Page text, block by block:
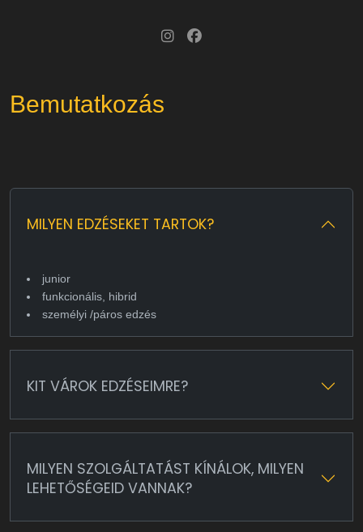
Bemutatkozás
MILYEN EDZÉSEKET TARTOK?
junior
funkcionális, hibrid
személyi /páros edzés
KIT VÁROK EDZÉSEIMRE?
MILYEN SZOLGÁLTATÁST KÍNÁLOK, MILYEN
LEHETŐSÉGEID VANNAK?